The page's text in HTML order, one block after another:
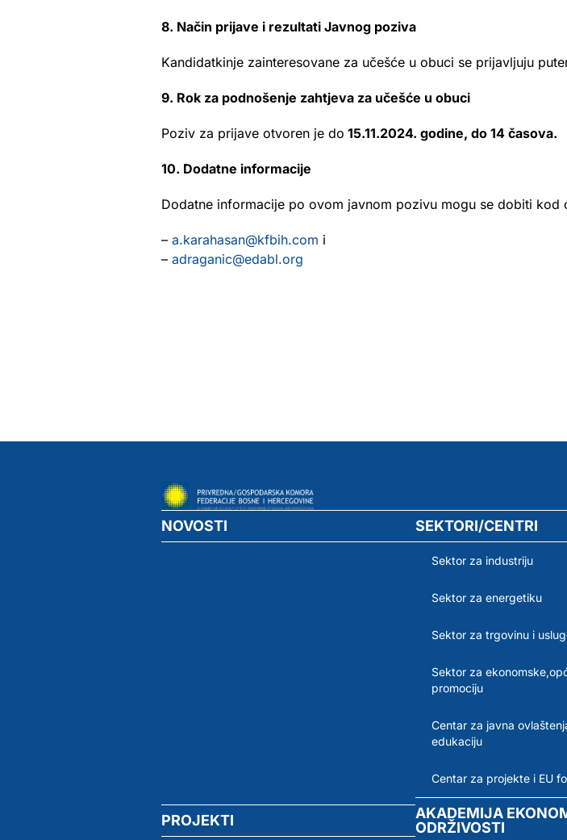
8. Način prijave i rezultati Javnog poziva
Kandidatkinje zainteresovane za učešće u obuci se prijavljuju
9. Rok za podnošenje zahtjeva za učešće u obuci
Poziv za prijave otvoren je do 15.11.2024. godine, do 14 časova.
10. Dodatne informacije
Dodatne informacije po ovom javnom pozivu mogu se dobiti kod
– a.karahasan@kfbih.com i
– adraganic@edabl.org
NOVOSTI SEKTORI/CENTRI
Sektor za industriju
Sektor za energetiku
Sektor za trgovinu i
Sektor za
promociju
Centar za javna
edukaciju
Centar za projekte i EU
PROJEKTI
AKADEMIJA
ODRŽIVOSTI